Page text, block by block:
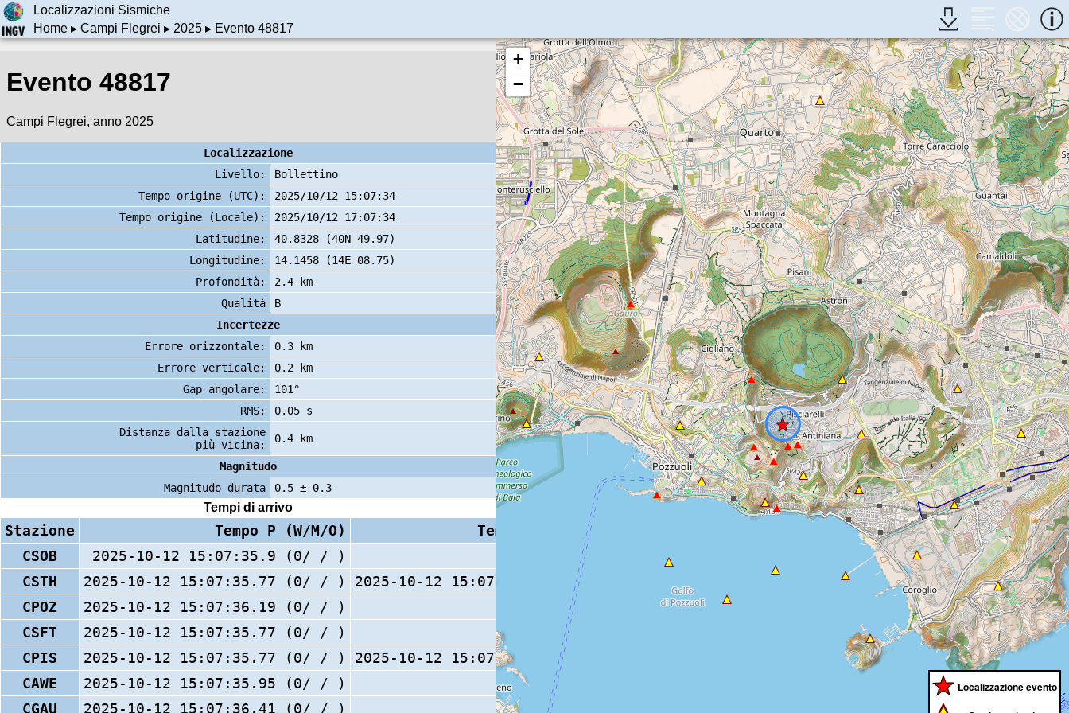
Localizzazioni Sismiche
Home▸ Campi Flegrei ▸ 2025▸ Evento 48817
Evento 48817
Campi Flegrei, anno 2025
Localizzazione
Livello:
Bollettino
Tempo origine (UTC):
2025/10/12 15:07:34
Tempo origine (Locale):
2025/10/12 17:07:34
Latitudine:
40.8328 (40N 49.97)
Longitudine:
14.1458 (14E 08.75)
Profondità:
2.4 km
Qualità
B
Incertezze
Errore orizzontale:
0.3 km
Errore verticale:
0.2 km
Gap angolare:
101°
RMS:
0.05 s
Distanza dalla stazione
più vicina:
0.4 km
Magnitudo
Magnitudo durata
0.5 ± 0.3
Tempi di arrivo
Stazione Tempo P (W/M/O) Tempo S (W/M/O)
CSOB
2025-10-12 15:07:35.9 (0/ / )
CSTH
2025-10-12 15:07:35.77 (0/ / ) 2025-10-12 15:07:36.5 (0/ / )
CPOZ
2025-10-12 15:07:36.19 (0/ / )
CSFT
2025-10-12 15:07:35.77 (0/ / )
CPIS
2025-10-12 15:07:35.77 (0/ / )
2025-10-12 15:07:36.6 (0/ / )
CAWE
2025-10-12 15:07:35.95 (0/ / )
CGAU
2025-10-12 15:07:36.41 (0/ / )
+
−
Localizzazione evento